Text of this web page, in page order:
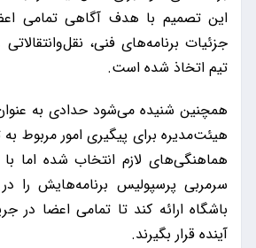
این تصمیم با هدف آگاهی تمامی
جزئیات برنامه‌های فنی،
تیم اتخاذ شده است.
همچنین شنیده می‌شود حدادی به عنوان
هیئت‌مدیره برای پیگیری امور مربوط به
هماهنگی‌های لازم انتخاب شده اما
سرمربی پرسپولیس برنامه‌هایش را
باشگاه ارائه کند تا تمامی اعضا در
آینده قرار بگیرند.